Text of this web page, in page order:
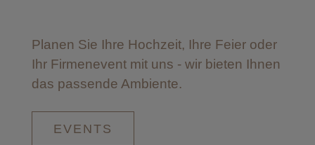
Planen Sie Ihre Hochzeit, Ihre Feier oder
Ihr Firmenevent mit uns - wir bieten Ihnen
das passende Ambiente.
EVENTS